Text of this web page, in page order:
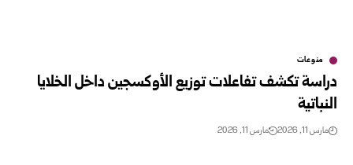
منوعات
دراسة تكشف تفاعلات توزيع الأوكسجين داخل الخلايا
النباتية
مارس 11, 2026 مارس 11, 2026